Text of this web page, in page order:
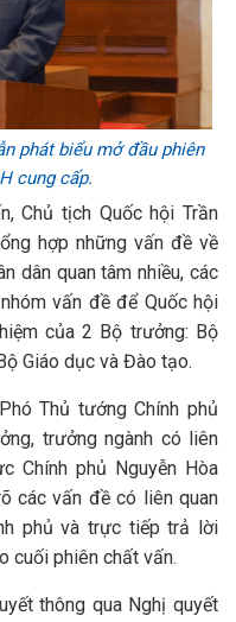
phát biểu mở đầu phiên
cung cấp.
Chủ tịch Quốc hội Trần
hợp những vấn đề về
dân quan tâm nhiều, các
vấn đề để Quốc hội
của 2 Bộ trưởng: Bộ
Giáo dục và Đào tạo.
Thủ tướng Chính phủ
trưởng ngành có liên
Chính phủ Nguyễn Hòa
các vấn đề có liên quan
phủ và trực tiếp trả lời
cuối phiên chất vấn.
thông qua Nghị quyết